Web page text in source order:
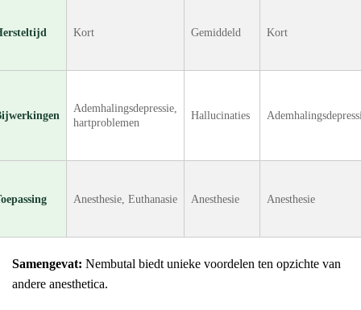
Kort Gemiddeld Kort
Ademhalingsdepressie,
hartproblemen
Hallucinaties
Anesthesie, Euthanasie Anesthesie Anesthesie
Samengevat: Nembutal biedt unieke voordelen ten opzichte van
andere anesthetica.